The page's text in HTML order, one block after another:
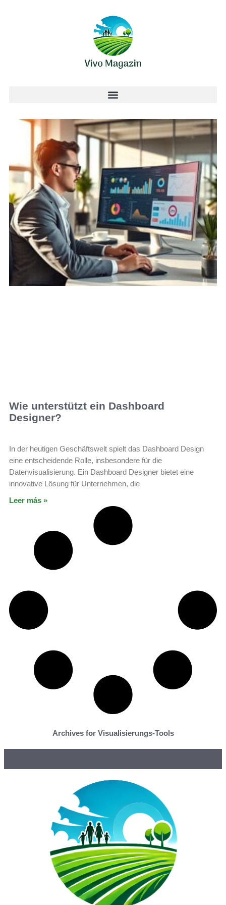
Wie unterstützt ein Dashboard
Designer?
In der heutigen Geschäftswelt spielt das Dashboard Design
eine entscheidende Rolle, insbesondere für die
Datenvisualisierung. Ein Dashboard Designer bietet eine
innovative Lösung für Unternehmen, die
Leer más »
Archives for Visualisierungs-Tools